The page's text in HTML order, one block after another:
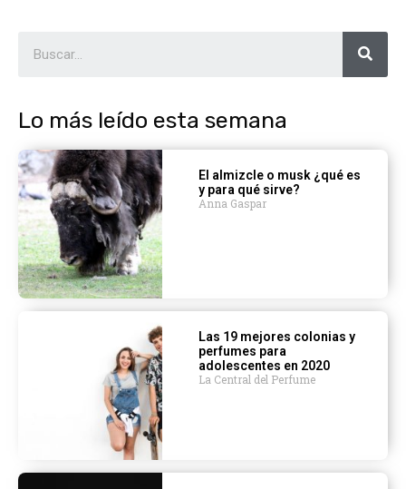
Lo más leído esta semana
El almizcle o musk ¿qué es
y para qué sirve?
Anna Gaspar
Las 19 mejores colonias y
perfumes para
adolescentes en 2020
La Central del Perfume